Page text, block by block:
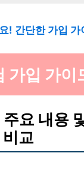
! 간단한 가입
가입 가이
요 내용
교